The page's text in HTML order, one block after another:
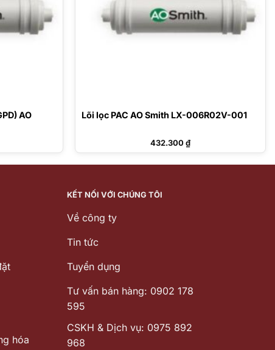
AO
Lõi lọc PAC AO Smith LX-006R02V-001
432.300₫
hóa
KẾT NỐI VỚI CHÚNG TÔI
Về công ty
Tin tức
Tuyển dụng
Tư vấn bán hàng: 0902 178
595
CSKH & Dịch vụ: 0975 892
968